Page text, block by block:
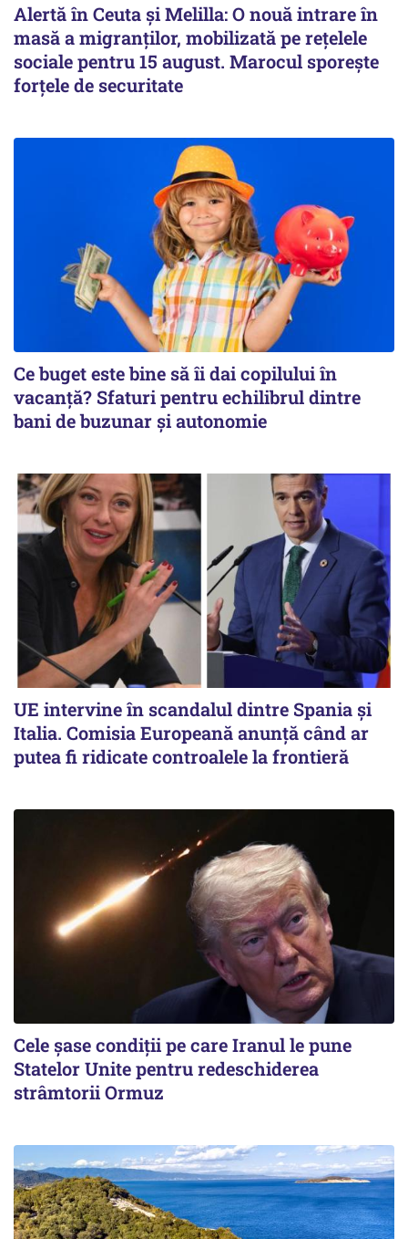
Alertă în Ceuta și Melilla: O nouă intrare în
masă a migranților, mobilizată pe rețelele
sociale pentru 15 august. Marocul sporește
forțele de securitate
Ce buget este bine să îi dai copilului în
vacanță? Sfaturi pentru echilibrul dintre
bani de buzunar și autonomie
UE intervine în scandalul dintre Spania și
Italia. Comisia Europeană anunță când ar
putea fi ridicate controalele la frontieră
Cele șase condiții pe care Iranul le pune
Statelor Unite pentru redeschiderea
strâmtorii Ormuz